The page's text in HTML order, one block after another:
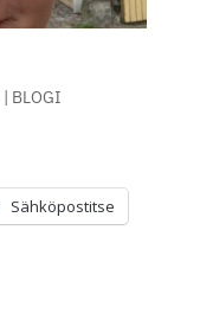
| BLOGI
Sähköpostitse